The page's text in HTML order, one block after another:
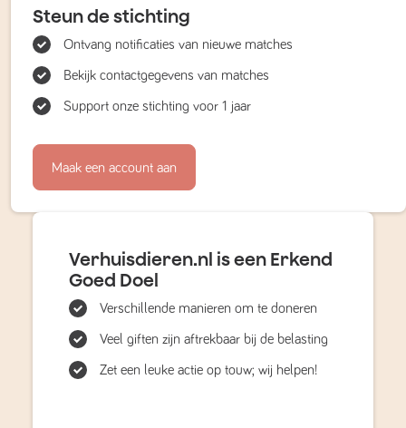
Steun de stichting
Ontvang notificaties van nieuwe matches
Bekijk contactgegevens van matches
Support onze stichting voor 1 jaar
Maak een account aan
Verhuisdieren.nl is een Erkend
Goed Doel
Verschillende manieren om te doneren
Veel giften zijn aftrekbaar bij de belasting
Zet een leuke actie op touw; wij helpen!